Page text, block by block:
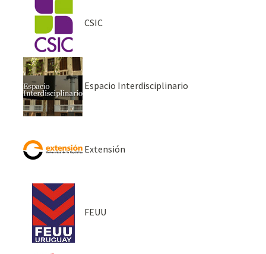
CSIC
Espacio Interdisciplinario
Extensión
FEUU